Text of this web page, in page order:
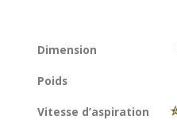
Dimension
Poids
Vitesse d’aspiration